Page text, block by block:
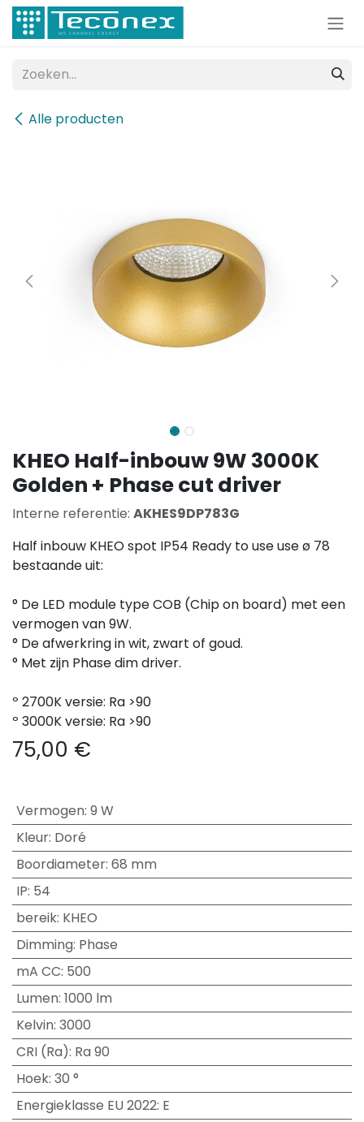
Overslaan naar inhoud
Alle producten
KHEO Half-inbouw 9W 3000K
Golden + Phase cut driver
Interne referentie: AKHES9DP783G
Half inbouw KHEO spot IP54 Ready to use use ø 78
bestaande uit:
° De LED module type COB (Chip on board) met een
vermogen van 9W.
° De afwerkring in wit, zwart of goud.
° Met zijn Phase dim driver.
º 2700K versie: Ra >90
º 3000K versie: Ra >90
75,00 €
Vermogen: 9 W
Kleur: Doré
Boordiameter: 68 mm
IP: 54
bereik: KHEO
Dimming: Phase
mA CC: 500
Lumen: 1000 lm
Kelvin: 3000
CRI (Ra): Ra 90
Hoek: 30 °
Energieklasse EU 2022: E